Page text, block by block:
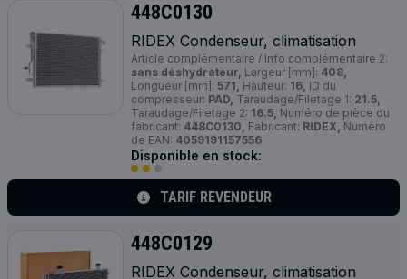
448C0130
RIDEX Condenseur, climatisation
Article complémentaire / Info complémentaire 2:
sans déshydrateur, Largeur [mm]: 408,
Longueur [mm]: 571, Hauteur: 16, ID du
compresseur: PAD, Taraudage/Filetage 1: 21.5,
Taraudage/Filetage 2: 16.5, Numéro de pièce du
fabricant: 448C0130, Fabricant: RIDEX, Numéro
de EAN: 4059191157556
Disponible en stock:
TARIF REVENDEUR
448C0129
RIDEX Condenseur, climatisation